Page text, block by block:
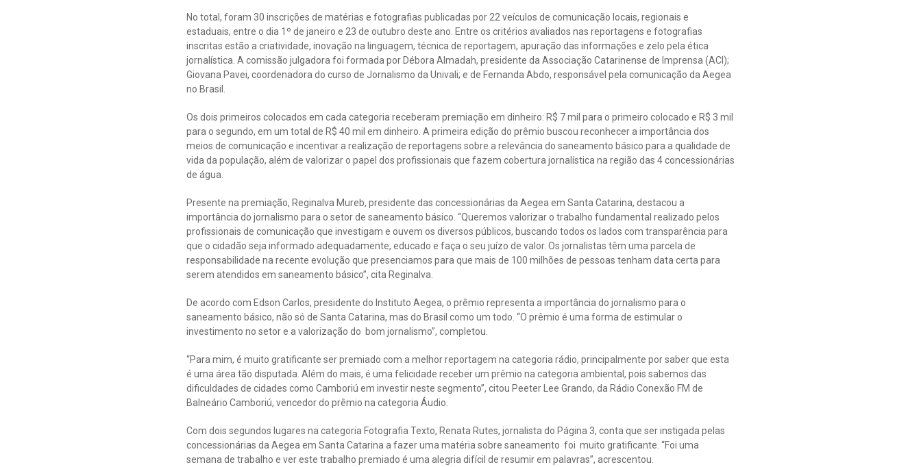
No total, foram 30 inscrições de matérias e fotografias publicadas por 22 veículos de comunicação locais, regionais e
estaduais, entre o dia 1º de janeiro e 23 de outubro deste ano. Entre os critérios avaliados nas reportagens e fotografias
inscritas estão a criatividade, inovação na linguagem, técnica de reportagem, apuração das informações e zelo pela ética
jornalística. A comissão julgadora foi formada por Débora Almadah, presidente da Associação Catarinense de Imprensa (ACI);
Giovana Pavei, coordenadora do curso de Jornalismo da Univali; e de Fernanda Abdo, responsável pela comunicação da Aegea
no Brasil.
Os dois primeiros colocados em cada categoria receberam premiação em dinheiro: R$ 7 mil para o primeiro colocado e R$ 3 mil
para o segundo, em um total de R$ 40 mil em dinheiro. A primeira edição do prêmio buscou reconhecer a importância dos
meios de comunicação e incentivar a realização de reportagens sobre a relevância do saneamento básico para a qualidade de
vida da população, além de valorizar o papel dos profissionais que fazem cobertura jornalística na região das 4 concessionárias
de água.
Presente na premiação, Reginalva Mureb, presidente das concessionárias da Aegea em Santa Catarina, destacou a
importância do jornalismo para o setor de saneamento básico. “Queremos valorizar o trabalho fundamental realizado pelos
profissionais de comunicação que investigam e ouvem os diversos públicos, buscando todos os lados com transparência para
que o cidadão seja informado adequadamente, educado e faça o seu juízo de valor. Os jornalistas têm uma parcela de
responsabilidade na recente evolução que presenciamos para que mais de 100 milhões de pessoas tenham data certa para
serem atendidos em saneamento básico”, cita Reginalva.
De acordo com Edson Carlos, presidente do Instituto Aegea, o prêmio representa a importância do jornalismo para o
saneamento básico, não só de Santa Catarina, mas do Brasil como um todo. “O prêmio é uma forma de estimular o
investimento no setor e a valorização do bom jornalismo”, completou.
“Para mim, é muito gratificante ser premiado com a melhor reportagem na categoria rádio, principalmente por saber que esta
é uma área tão disputada. Além do mais, é uma felicidade receber um prêmio na categoria ambiental, pois sabemos das
dificuldades de cidades como Camboriú em investir neste segmento”, citou Peeter Lee Grando, da Rádio Conexão FM de
Balneário Camboriú, vencedor do prêmio na categoria Áudio.
Com dois segundos lugares na categoria Fotografia Texto, Renata Rutes, jornalista do Página 3, conta que ser instigada pelas
concessionárias da Aegea em Santa Catarina a fazer uma matéria sobre saneamento foi muito gratificante. “Foi uma
semana de trabalho e ver este trabalho premiado é uma alegria difícil de resumir em palavras”, acrescentou.